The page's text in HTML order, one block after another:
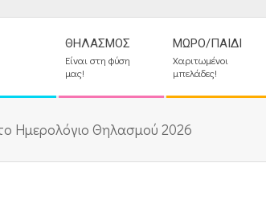
ΘΗΛΑΣΜΌΣ
Είναι στη φύση
μας!
ΜΩΡΌ/ΠΑΙΔΊ
Χαριτωμένοι
μπελάδες!
Ημερολόγιο Θηλασμού 2026